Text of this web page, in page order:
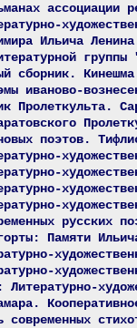
Ильича
сборник.
иваново-
Пролеткульта.
поэтов.
русских
Памяти
Литературно-
современных